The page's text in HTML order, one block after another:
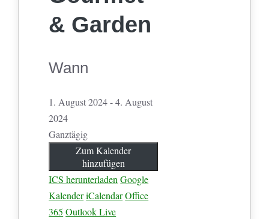
& Garden
Wann
1. August 2024 - 4. August
2024
Ganztägig
Zum Kalender
hinzufügen
ICS herunterladen Google
KalenderiCalendarOffice
365 Outlook Live